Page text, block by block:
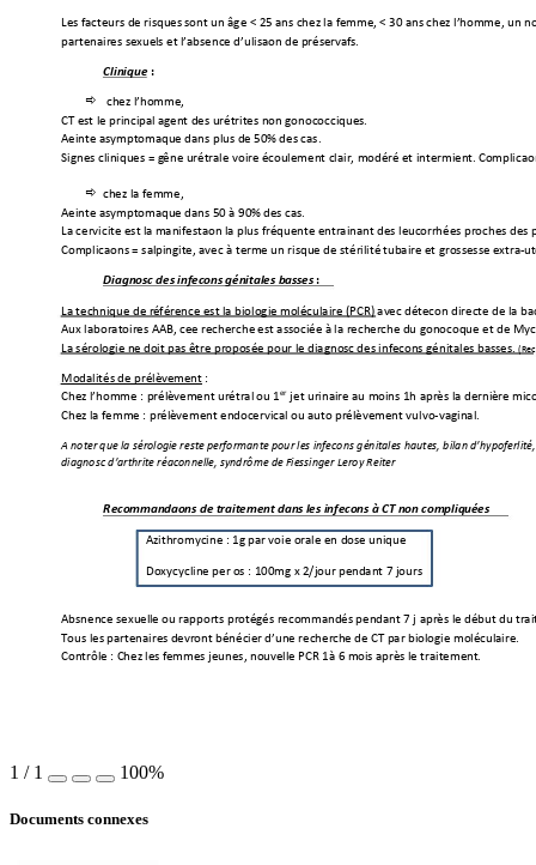
Les facteurs de risques sont un âge < 25 ans chez la femme, < 30 ans chez l’homme, un
partenaires sexuels et l’absence d’utilisation de préservatifs.
Clinique :
 chez l’homme
CT est le principal agent des urétrites non gonococciques.
Atteinte asymptomatique dans plus de 50% des cas.
Signes cliniques = gêne urétrale voire écoulement clair, modéré et intermittent. Co
 chez la femme ,
Atteinte asymptomatique dans 50 à 90% des cas.
La cervicite est la manifestation la plus fréquente entrainant des leucorrhées proches des
Complications = salpingite, avec à terme un risque de stérilité tubaire et grossesse extra-ut
Diagnostic des infections génitales basses :
La technique de référence est la biologie moléculaire (PCR) avec détection directe de la
Aux laboratoires AAB, cette recherche est associée à la recherche du gonocoque et de
La sérologie ne doit pas être proposée pour le diagnostic des infections génitales basses.
Modalités de prélèvement :
Chez l’homme : prél èvement urétral ou 1 er jet urinaire au moins 1h après la dernière
Chez la femme : prélèvement endocervical ou auto prélèvement vulvo-vaginal.
A noter que la sérologie reste performante pour les infections génitales hautes, bilan
diagnostic d’arthrite réactionnelle, syndrôme de Fiessinger Leroy Reiter
Recommandations de traitement dans les infections à CT non compliquées
Azithromycine : 1g par voie orale en dose unique
Doxycycline per os : 100mg x 2/jour pendant 7 jours
Abstinence sexuelle ou rapports protégés recommandés pendant 7 j après le début du
Tous les partenaires devront bénéficier d’une recherche de CT par biologie moléculaire.
Contrôle : Chez les femmes jeunes, nouvelle PCR 1à 6 mois après le traitement.
1 / 1 100%
Documents connexes